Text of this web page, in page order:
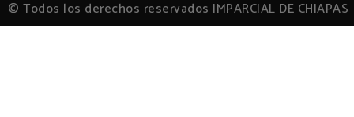
© Todos los derechos reservados IMPARCIAL DE CHIAPAS